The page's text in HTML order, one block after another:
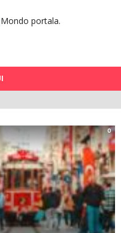
Mondo portala.
0